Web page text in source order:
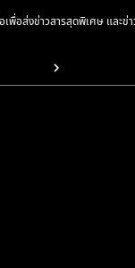
พื่อส่งข่าวสารสุดพิเศษ และ